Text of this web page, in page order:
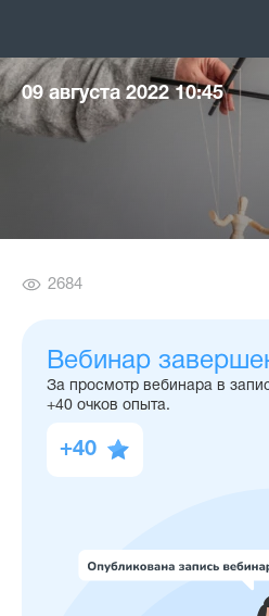
09 августа 2022 10:45
Количество
2684
Вебинар
За просмотр вебинара в
+40 очков опыта.
+40